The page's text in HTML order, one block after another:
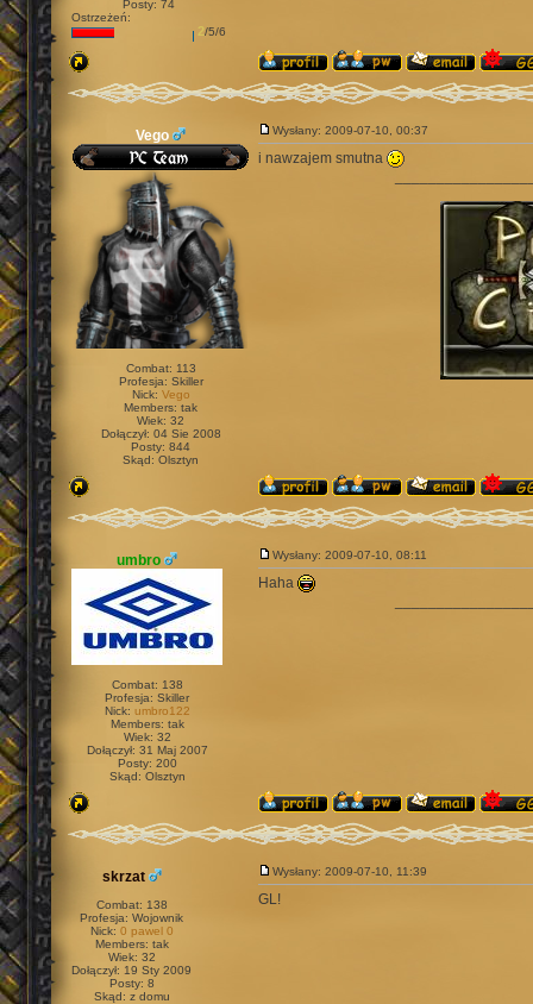
Posty: 74
Ostrzeżeń:
2/5/6
Vego
Combat: 113
Profesja: Skiller
Nick: Vego
Members: tak
Wiek: 32
Dołączył: 04 Sie 2008
Posty: 844
Skąd: Olsztyn
Wysłany: 2009-07-10, 00:37
i nawzajem smutna
umbro
Combat: 138
Profesja: Skiller
Nick: umbro122
Members: tak
Wiek: 32
Dołączył: 31 Maj 2007
Posty: 200
Skąd: Olsztyn
Wysłany: 2009-07-10, 08:11
Haha
skrzat
Combat: 138
Profesja: Wojownik
Nick: 0 pawel 0
Members: tak
Wiek: 32
Dołączył: 19 Sty 2009
Posty: 8
Skąd: z domu
Wysłany: 2009-07-10, 11:39
GL!